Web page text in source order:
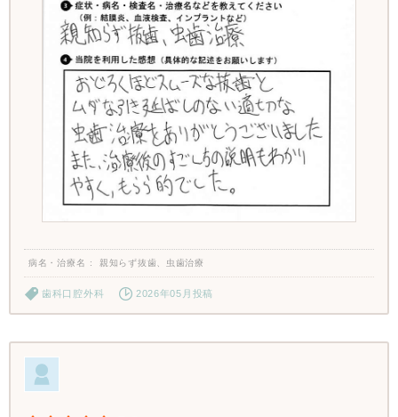
病名・治療名 親知らず抜歯、虫歯治療
歯科口腔外科 2026年05月投稿